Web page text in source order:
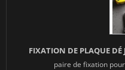
FIXATION DE PLAQUE
paire de fixation